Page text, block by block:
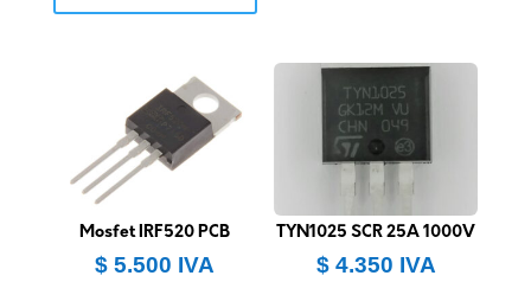
Mosfet IRF520 PCB
$ 5.500 IVA
TYN1025 SCR 25A 1000V
$4.350 IVA